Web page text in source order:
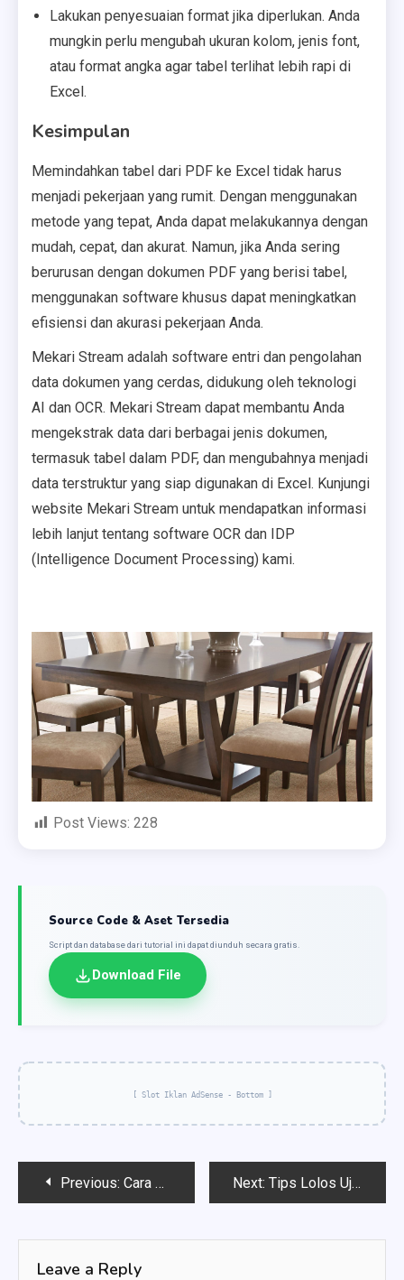
Lakukan penyesuaian format jika diperlukan. Anda
mungkin perlu mengubah ukuran kolom, jenis font,
atau format angka agar tabel terlihat lebih rapi di
Excel.
Kesimpulan
Memindahkan tabel dari PDF ke Excel tidak harus
menjadi pekerjaan yang rumit. Dengan menggunakan
metode yang tepat, Anda dapat melakukannya dengan
mudah, cepat, dan akurat. Namun, jika Anda sering
berurusan dengan dokumen PDF yang berisi tabel,
menggunakan software khusus dapat meningkatkan
efisiensi dan akurasi pekerjaan Anda.
Mekari Stream adalah software entri dan pengolahan
data dokumen yang cerdas, didukung oleh teknologi
AI dan OCR. Mekari Stream dapat membantu Anda
mengekstrak data dari berbagai jenis dokumen,
termasuk tabel dalam PDF, dan mengubahnya menjadi
data terstruktur yang siap digunakan di Excel. Kunjungi
website Mekari Stream untuk mendapatkan informasi
lebih lanjut tentang software OCR dan IDP
(Intelligence Document Processing) kami.
Post Views: 228
Source Code & Aset Tersedia
Script dan database dari tutorial ini dapat diunduh secara gratis.
Download File
[ Slot Iklan AdSense - Bottom ]
PostPrevious: Cara Mengunci Dokumen di Microsoft Word Agar Tidak Diedit Orang Lain Next: Tips Lolos Uji Turnitin: Strategi Efektif untuk Karya Tulis Ilmiah
Leave a Reply